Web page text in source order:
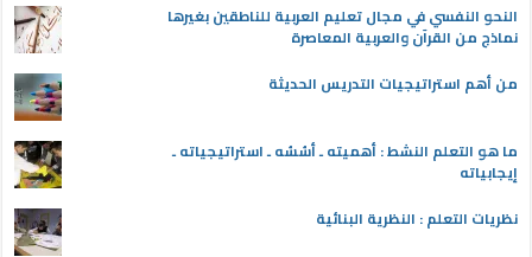
النحو النفسي في مجال تعليم العربية للناطقين بغيرها
نماذج من القرآن والعربية المعاصرة
من أهم استراتيجيات التدريس الحديثة
ما هو التعلم النشط : أهميته ـ أسُسُه ـ استراتيجياته ـ
إيجابياته
نظريات التعلم : النظرية البنائية